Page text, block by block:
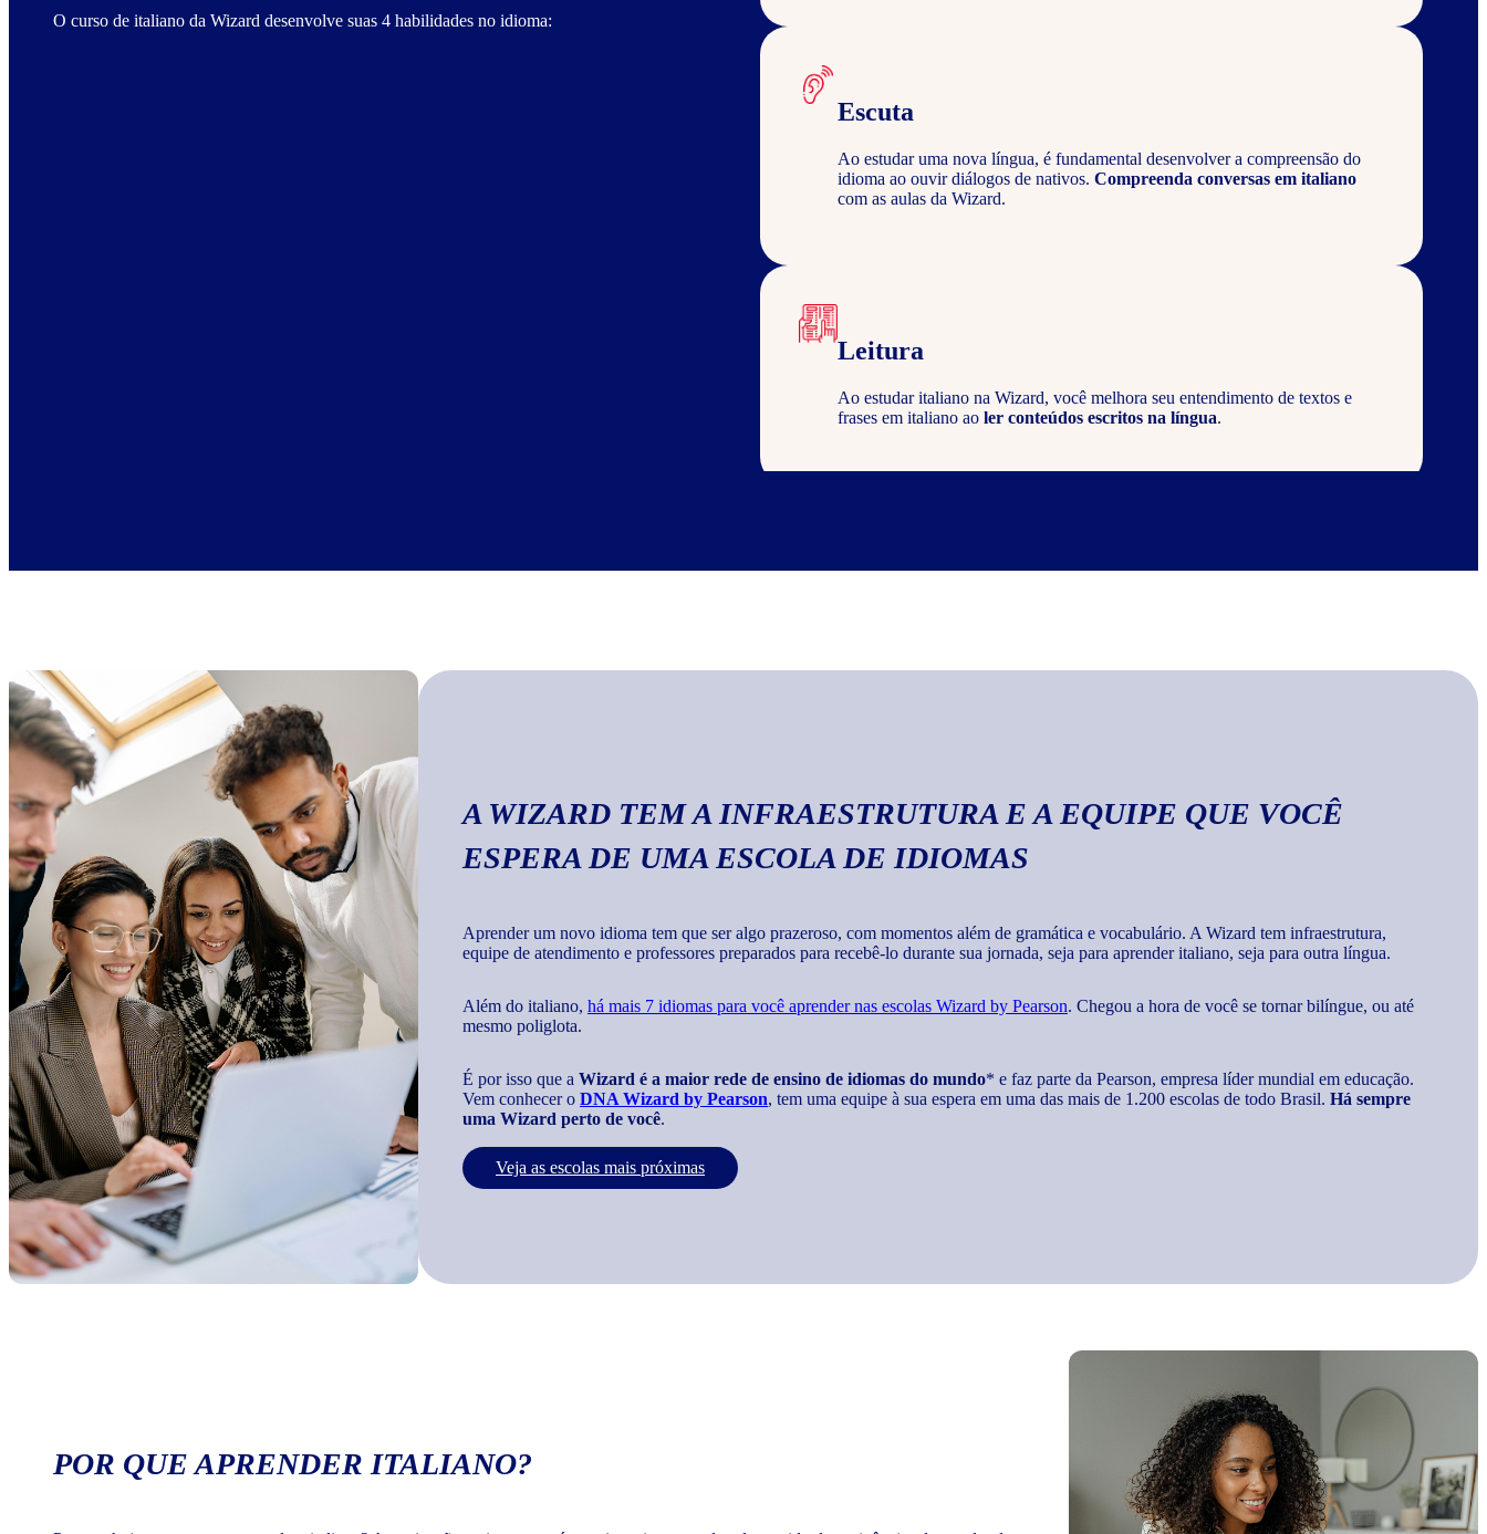
O curso de italiano da Wizard desenvolve suas 4 habilidades no idioma:
Escuta
Ao estudar uma nova língua, é fundamental desenvolver a compreensão do
idioma ao ouvir diálogos de nativos. Compreenda conversas em italiano
com as aulas da Wizard.
Leitura
Ao estudar italiano na Wizard, você melhora seu entendimento de textos e
frases em italiano ao ler conteúdos escritos na língua.
Escrita
A WIZARD TEM A INFRAESTRUTURA E A EQUIPE QUE VOCÊ
ESPERA DE UMA ESCOLA DE IDIOMAS
Aprender um novo idioma tem que ser algo prazeroso, com momentos além de gramática e vocabulário. A Wizard tem infraestrutura,
equipe de atendimento e professores preparados para recebê-lo durante sua jornada, seja para aprender italiano, seja para outra língua.
Além do italiano, há mais 7 idiomas para você aprender nas escolas Wizard by Pearson. Chegou a hora de você se tornar bilíngue, ou até
mesmo poliglota.
É por isso que a Wizard é a maior rede de ensino de idiomas do mundo* e faz parte da Pearson, empresa líder mundial em educação.
Vem conhecer o DNA Wizard by Pearson, tem uma equipe à sua espera em uma das mais de 1.200 escolas de todo Brasil. Há sempre
uma Wizard perto de você.
Veja as escolas mais próximas
POR QUE APRENDER ITALIANO?